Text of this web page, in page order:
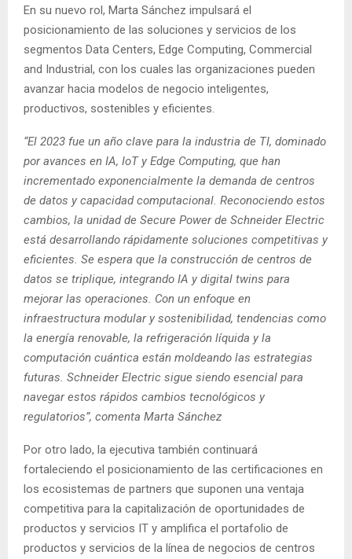
En su nuevo rol, Marta Sánchez impulsará el
posicionamiento de las soluciones y servicios de los
segmentos Data Centers, Edge Computing, Commercial
and Industrial, con los cuales las organizaciones pueden
avanzar hacia modelos de negocio inteligentes,
productivos, sostenibles y eficientes.
“El 2023 fue un año clave para la industria de TI, dominado
por avances en IA, IoT y Edge Computing, que han
incrementado exponencialmente la demanda de centros
de datos y capacidad computacional. Reconociendo estos
cambios, la unidad de Secure Power de Schneider Electric
está desarrollando rápidamente soluciones competitivas y
eficientes. Se espera que la construcción de centros de
datos se triplique, integrando IA y digital twins para
mejorar las operaciones. Con un enfoque en
infraestructura modular y sostenibilidad, tendencias como
la energía renovable, la refrigeración líquida y la
computación cuántica están moldeando las estrategias
futuras. Schneider Electric sigue siendo esencial para
navegar estos rápidos cambios tecnológicos y
regulatorios”, comenta Marta Sánchez
Por otro lado, la ejecutiva también continuará
fortaleciendo el posicionamiento de las certificaciones en
los ecosistemas de partners que suponen una ventaja
competitiva para la capitalización de oportunidades de
productos y servicios IT y amplifica el portafolio de
productos y servicios de la línea de negocios de centros